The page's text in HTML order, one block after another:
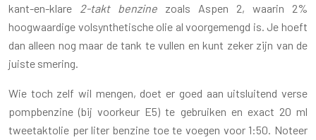
kant-en-klare 2-takt benzine zoals Aspen 2, waarin 2%
hoogwaardige volsynthetische olie al voorgemengd is. Je hoeft
dan alleen nog maar de tank te vullen en kunt zeker zijn van de
juiste smering.
Wie toch zelf wil mengen, doet er goed aan uitsluitend verse
pompbenzine (bij voorkeur E5) te gebruiken en exact 20 ml
tweetaktolie per liter benzine toe te voegen voor 1:50. Noteer